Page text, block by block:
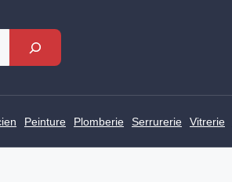
Peinture Plomberie Serrurerie Vitrerie